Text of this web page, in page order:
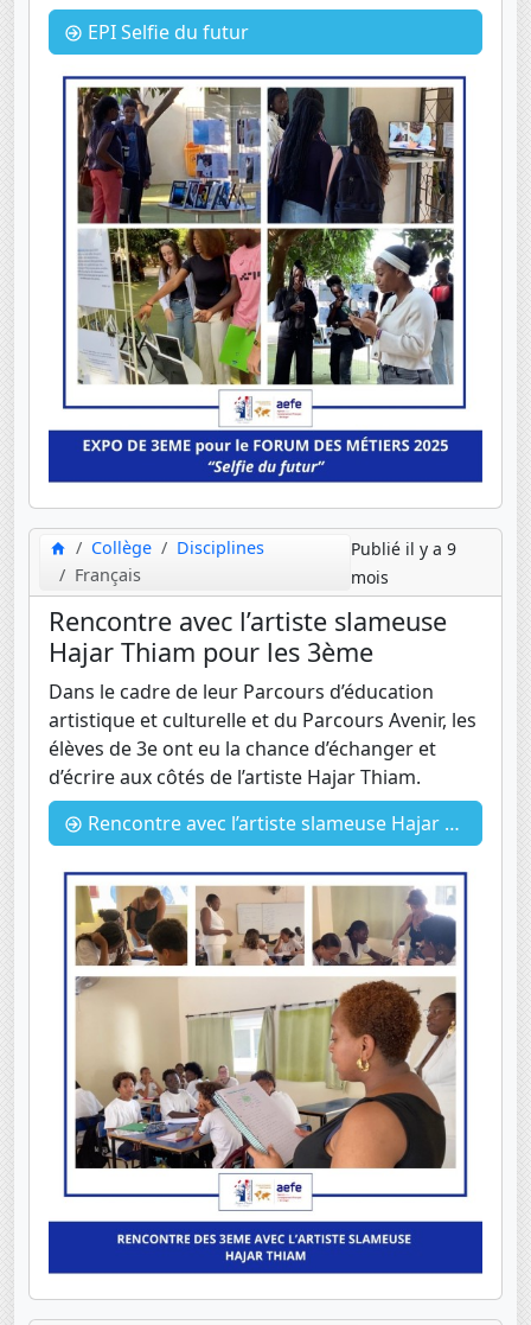
EPI Selfie du futur
Collège
Disciplines
Français
Publié il y a 9
mois
Rencontre avec l’artiste slameuse
Hajar Thiam pour les 3ème
Dans le cadre de leur Parcours d’éducation
artistique et culturelle et du Parcours Avenir, les
élèves de 3e ont eu la chance d’échanger et
d’écrire aux côtés de l’artiste Hajar Thiam.
Rencontre avec l’artiste slameuse Hajar Thiam pour les 3ème